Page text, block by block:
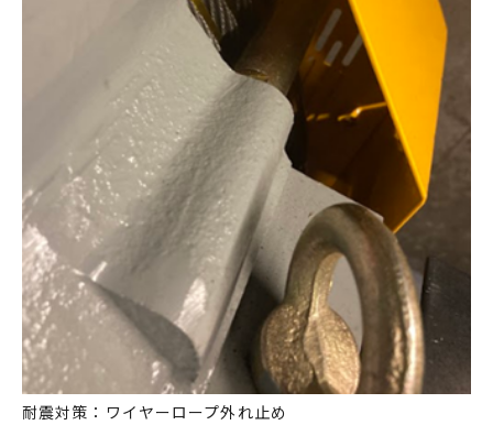
耐震対策：ワイヤーロープ外れ止め